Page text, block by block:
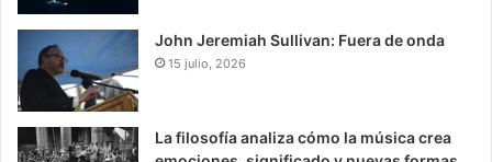
John Jeremiah Sullivan: Fuera de onda
15 julio, 2026
La filosofía analiza cómo la música crea